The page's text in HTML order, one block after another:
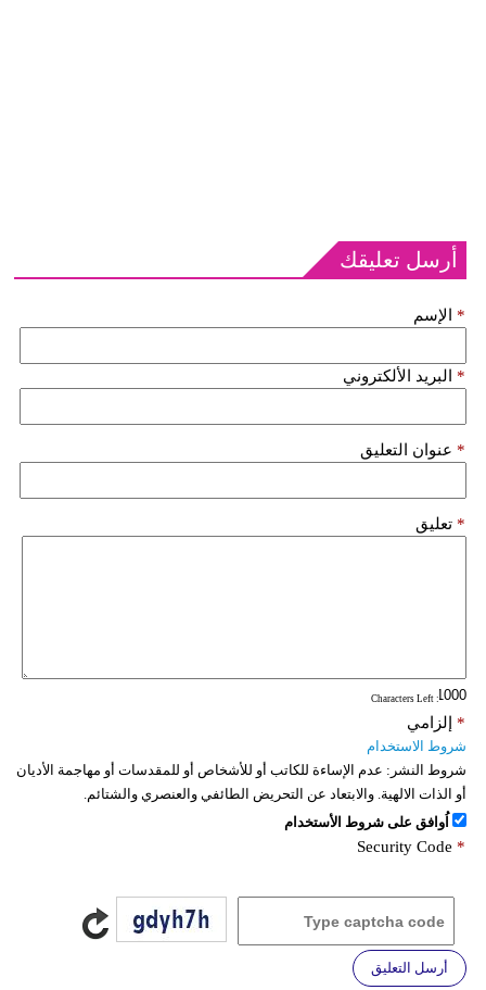
أرسل تعليقك
الإسم *
البريد الألكتروني *
عنوان التعليق *
تعليق *
: Characters Left
إلزامي *
شروط الاستخدام
شروط النشر: عدم الإساءة للكاتب أو للأشخاص أو للمقدسات أو مهاجمة الأديان
أو الذات الالهية. والابتعاد عن التحريض الطائفي والعنصري والشتائم.
اُوافق على شروط الأستخدام
Security Code *
أرسل التعليق